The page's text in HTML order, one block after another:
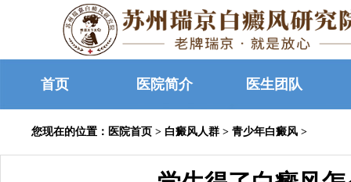
首页 医院简介 医生团队
您现在的位置： 医院首页 > 白癜风人群 > 青少年白癜风 >